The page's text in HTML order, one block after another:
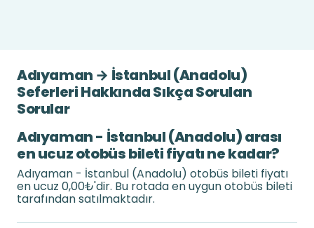
Adıyaman → İstanbul (Anadolu)
Seferleri Hakkında Sıkça Sorulan
Sorular
Adıyaman - İstanbul (Anadolu) arası
en ucuz otobüs bileti fiyatı ne kadar?
Adıyaman - İstanbul (Anadolu) otobüs bileti fiyatı
en ucuz 0,00₺'dir. Bu rotada en uygun otobüs bileti
tarafından satılmaktadır.